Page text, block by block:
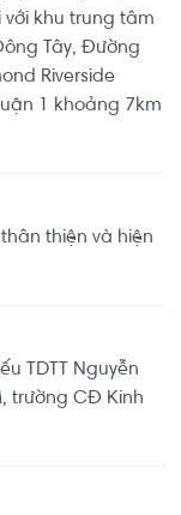
với khu trung tâm
Tây, Đường
Riverside
1 khoảng 7km
thiện và hiện
TDTT Nguyễn
trường CĐ Kinh